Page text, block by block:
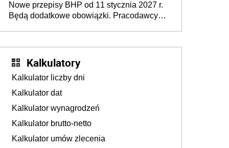
osoby neuroatypowe. Powstanie Fundusz
na rzecz Inkluzywności w Zatrudnianiu?
Nowe przepisy BHP od 11 stycznia 2027 r.
Będą dodatkowe obowiązki. Pracodawcy
Kalkulatory
Kalkulator liczby dni
Kalkulator dat
Kalkulator wynagrodzeń
Kalkulator brutto-netto
Kalkulator umów zlecenia